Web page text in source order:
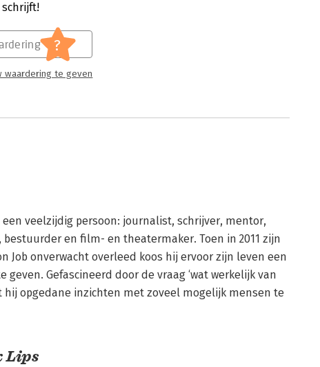
schrijft!
?
waardering te geven
een veelzijdig persoon: journalist, schrijver, mentor,
bestuurder en film- en theatermaker. Toen in 2011 zijn
Job onverwacht overleed koos hij ervoor zijn leven een
geven. Gefascineerd door de vraag ‘wat werkelijk van
hij opgedane inzichten met zoveel mogelijk mensen te
Lips